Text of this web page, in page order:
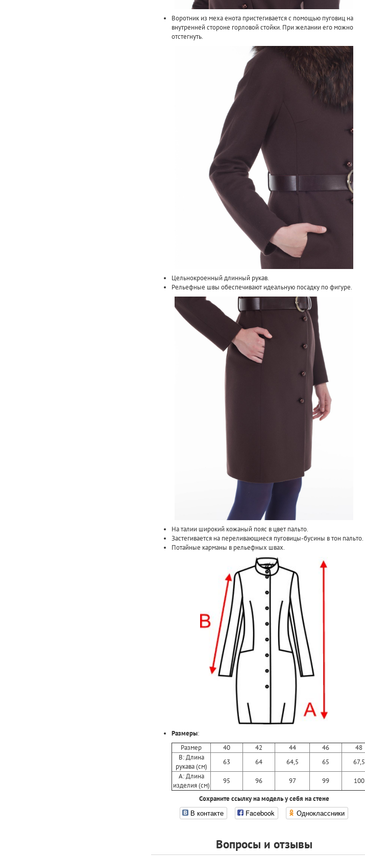
Воротник из меха енота пристегивается с помощью пуговиц на
внутренней стороне горловой стойки. При желании его можно
отстегнуть.
Цельнокроенный длинный рукав.
Рельефные швы обеспечивают идеальную посадку по фигуре.
На талии широкий кожаный пояс в цвет пальто.
Застегивается на переливающиеся пуговицы-бусины в тон пальто.
Потайные карманы в рельефных швах.
Размеры:
Размер
40 42 44 46
48
B: Длина
рукава (см)
63 64 64,5 65
67,5
A: Длина
изделия (см)
95 96 97 99 100
Сохраните ссылку на модель у себя на стене
В контакте Facebook Одноклассники
Вопросы и отзывы